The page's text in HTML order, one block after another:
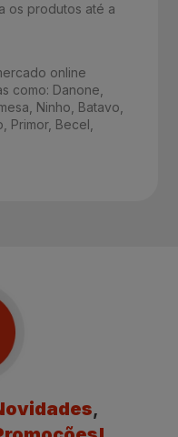
os produtos até a
online
como: Danone,
Ninho, Batavo,
Primor, Becel,
,